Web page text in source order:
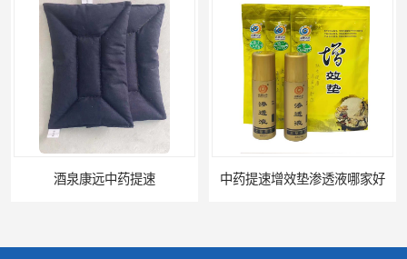
酒泉康远中药提速 中药提速增效垫渗透液哪家好